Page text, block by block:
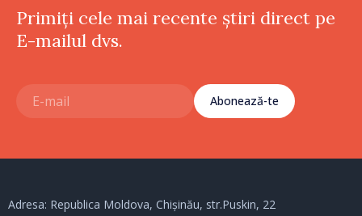
Primiți cele mai recente știri direct pe
E-mailul dvs.
Abonează-te
Adresa: Republica Moldova, Chișinău, str.Puskin, 22